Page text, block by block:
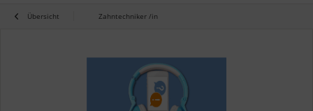
Übersicht Zahntechniker /in